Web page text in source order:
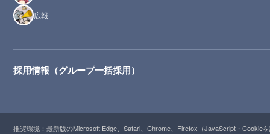
広報
採用情報（グループ一括採用）
推奨環境：最新版のMicrosoft Edge、Safari、Chrome、Firefox（JavaScript・Cookie